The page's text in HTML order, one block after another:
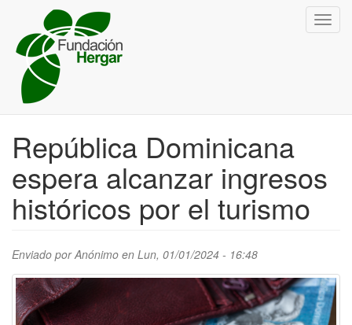
contenido
principal
República Dominicana
espera alcanzar ingresos
históricos por el turismo
Enviado porAnónimo en Lun, 01/01/2024 - 16:48